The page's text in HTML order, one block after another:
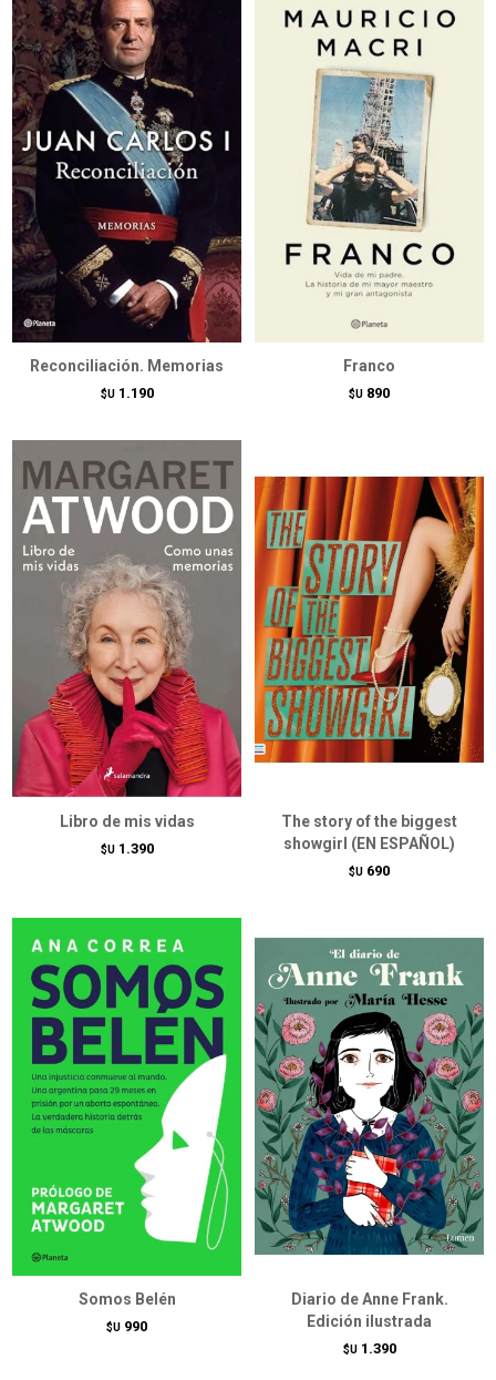
Reconciliación. Memorias
$U 1.190
Franco
$U 890
Libro de mis vidas
$U 1.390
The story of the biggest
showgirl (EN ESPAÑOL)
$U 690
Somos Belén
$U 990
Diario de Anne Frank.
Edición ilustrada
$U 1.390